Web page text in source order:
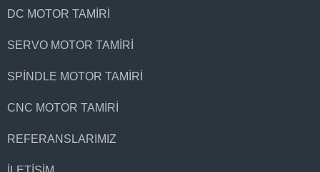
DC MOTOR TAMIRI
SERVO MOTOR TAMIRI
SPINDLE MOTOR TAMIRI
CNC MOTOR TAMIRI
REFERANSLARIMIZ